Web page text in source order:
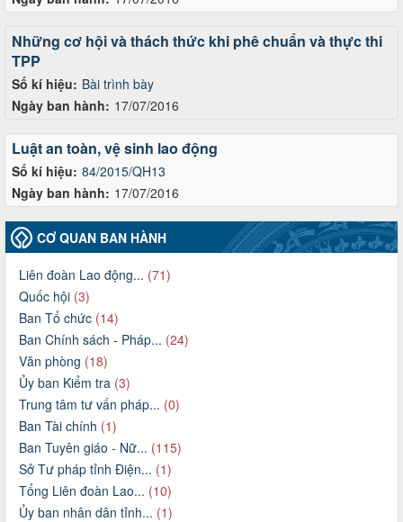
Số kí hiệu: Bài trình bày
Ngày ban hành: 17/07/2016
Những cơ hội và thách thức khi phê chuẩn và thực thi
TPP
Số kí hiệu: 84/2015/QH13
Ngày ban hành: 17/07/2016
Luật an toàn, vệ sinh lao động
CƠ QUAN BAN HÀNH
Liên đoàn Lao động... (71)
Quốc hội (3)
Ban Tổ chức (14)
Ban Chính sách - Pháp... (24)
Văn phòng (18)
Ủy ban Kiểm tra (3)
Trung tâm tư vấn pháp... (0)
Ban Tài chính (1)
Ban Tuyên giáo - Nữ... (115)
Sở Tư pháp tỉnh Điện... (1)
Tổng Liên đoàn Lao... (10)
Ủy ban nhân dân tỉnh... (1)